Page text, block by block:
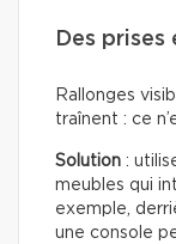
Des
Rallonges
traînent : ce
Solution :
meubles qui
exemple,
une console